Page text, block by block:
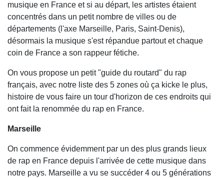
musique en France et si au départ, les artistes étaient
concentrés dans un petit nombre de villes ou de
départements (l'axe Marseille, Paris, Saint-Denis),
désormais la musique s'est répandue partout et chaque
coin de France a son rappeur fétiche.
On vous propose un petit "guide du routard" du rap
français, avec notre liste des 5 zones où ça kicke le plus,
histoire de vous faire un tour d'horizon de ces endroits qui
ont fait la renommée du rap en France.
Marseille
On commence évidemment par un des plus grands lieux
de rap en France depuis l'arrivée de cette musique dans
notre pays. Marseille a vu se succéder 4 ou 5 générations